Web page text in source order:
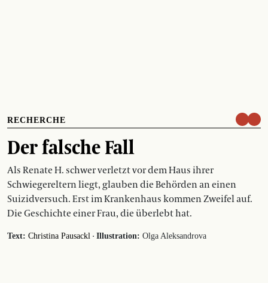
RECHERCHE
Der falsche Fall
Als Renate H. schwer verletzt vor dem Haus ihrer
Schwiegereltern liegt, glauben die Behörden an einen
Suizidversuch. Erst im Krankenhaus kommen Zweifel auf.
Die Geschichte einer Frau, die überlebt hat.
Text: Christina Pausackl · Illustration: Olga Aleksandrova